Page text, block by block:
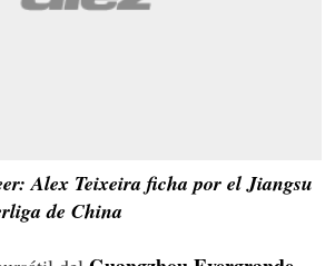
Alex Teixeira ficha por el Jiangsu
de China